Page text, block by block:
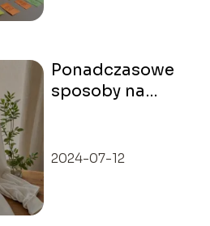
Ponadczasowe
sposoby na
2024-07-12